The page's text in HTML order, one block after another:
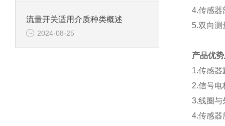
流量开关适用介质种类概述
2024-08-25
4.传感器
5.双向测
产品优
1.传感器
2.信号电
3.线圈与
4.传感器